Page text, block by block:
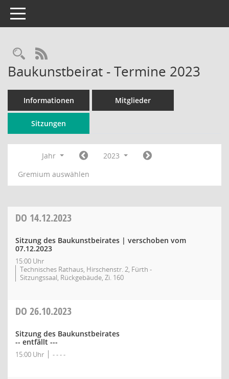
Toggle navigation
Rechercheauswahl
RSS-Feed
Baukunstbeirat - Termine 2023
Informationen Mitglieder
Sitzungen
Jahr
2023
Gremium auswählen
DO 14.12.2023
Sitzung des Baukunstbeirates | verschoben vom
07.12.2023
15:00 Uhr
Technisches Rathaus, Hirschenstr. 2, Fürth -
Sitzungssaal, Rückgebäude, Zi. 160
DO 26.10.2023
Sitzung des Baukunstbeirates
-- entfällt ---
15:00 Uhr - - - -